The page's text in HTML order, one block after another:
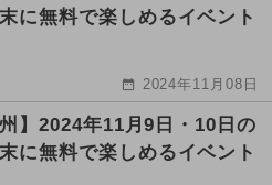
に無料で楽しめるイベント
2024年11月08日
州】2024年11月9日・10日の
に無料で楽しめるイベント